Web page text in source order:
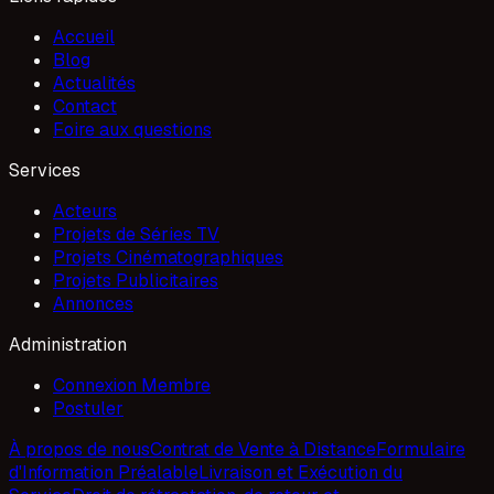
Accueil
Blog
Actualités
Contact
Foire aux questions
Services
Acteurs
Projets de Séries TV
Projets Cinématographiques
Projets Publicitaires
Annonces
Administration
Connexion Membre
Postuler
À propos de nousContrat de Vente à DistanceFormulaire
d'Information PréalableLivraison et Exécution du